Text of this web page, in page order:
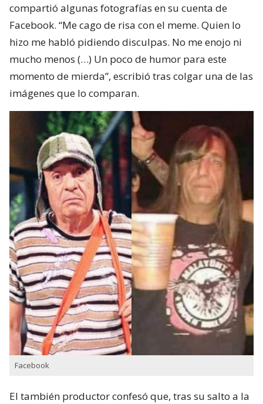
compartió algunas fotografías en su cuenta de
Facebook. “Me cago de risa con el meme. Quien lo
hizo me habló pidiendo disculpas. No me enojo ni
mucho menos (…) Un poco de humor para este
momento de mierda”, escribió tras colgar una de las
imágenes que lo comparan.
Facebook
El también productor confesó que, tras su salto a la